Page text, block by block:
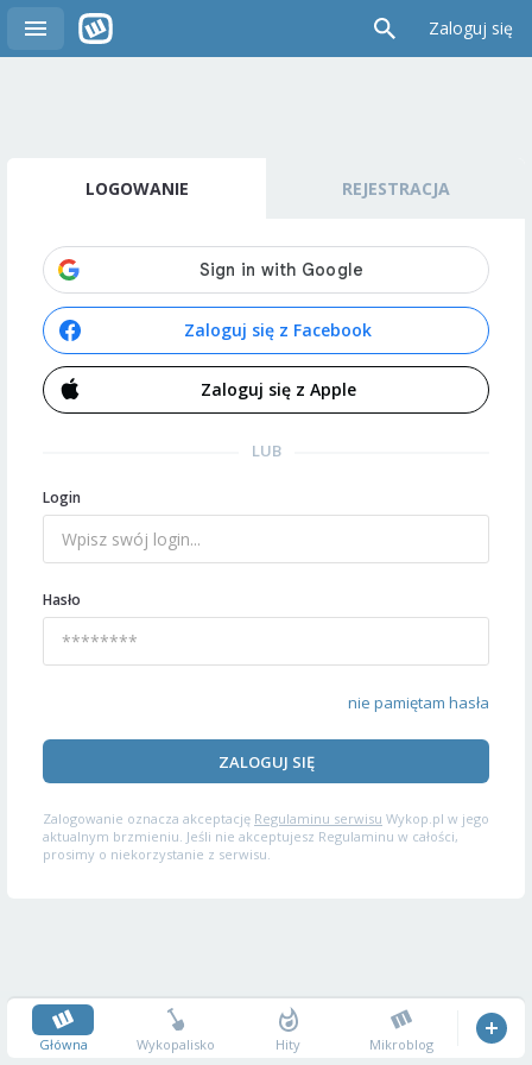
Zaloguj się
LOGOWANIE REJESTRACJA
Zaloguj się z Facebook
Zaloguj się z Apple
LUB
Login
Hasło
nie pamiętam hasła
ZALOGUJ SIĘ
Zalogowanie oznacza akceptację Regulaminu serwisu Wykop.pl w jego
aktualnym brzmieniu. Jeśli nie akceptujesz Regulaminu w całości,
prosimy o niekorzystanie z serwisu.
Główna Wykopalisko Hity Mikroblog